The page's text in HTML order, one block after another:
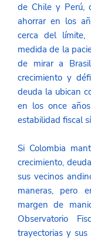
de Chile y Perú,
ahorrar en los
cerca del límite,
medida de la
de mirar a
crecimiento y
deuda la ubican
en los once
estabilidad fiscal
Si Colombia
crecimiento,
sus vecinos
maneras, pero
margen de
Observatorio
trayectorias y